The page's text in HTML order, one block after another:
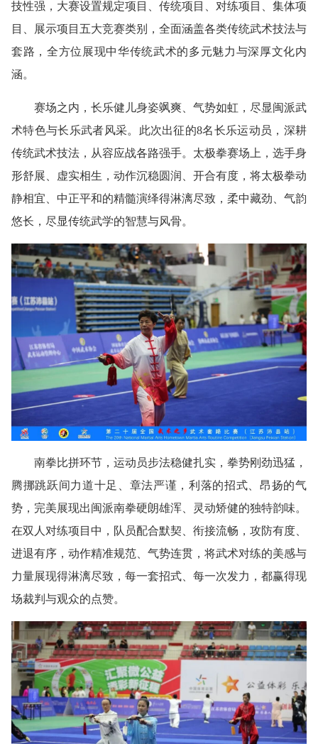
技性强，大赛设置规定项目、传统项目、对练项目、集体项
目、展示项目五大竞赛类别，全面涵盖各类传统武术技法与
套路，全方位展现中华传统武术的多元魅力与深厚文化内
涵。
赛场之内，长乐健儿身姿飒爽、气势如虹，尽显闽派武
术特色与长乐武者风采。此次出征的8名长乐运动员，深耕
传统武术技法，从容应战各路强手。太极拳赛场上，选手身
形舒展、虚实相生，动作沉稳圆润、开合有度，将太极拳动
静相宜、中正平和的精髓演绎得淋漓尽致，柔中藏劲、气韵
悠长，尽显传统武学的智慧与风骨。
南拳比拼环节，运动员步法稳健扎实，拳势刚劲迅猛，
腾挪跳跃间力道十足、章法严谨，利落的招式、昂扬的气
势，完美展现出闽派南拳硬朗雄浑、灵动矫健的独特韵味。
在双人对练项目中，队员配合默契、衔接流畅，攻防有度、
进退有序，动作精准规范、气势连贯，将武术对练的美感与
力量展现得淋漓尽致，每一套招式、每一次发力，都赢得现
场裁判与观众的点赞。